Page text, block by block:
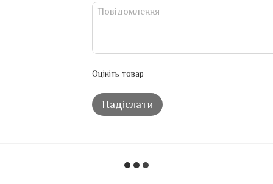
Оцініть товар
Надіслати